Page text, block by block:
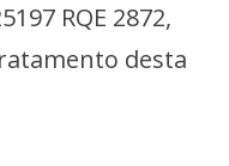
RQE 2872,
desta